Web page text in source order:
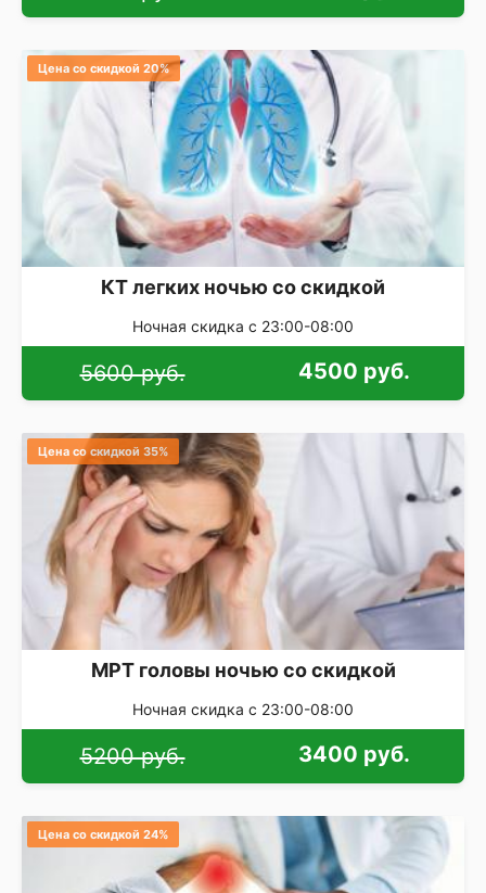
Цена со скидкой 20%
КТ легких ночью со скидкой
Ночная скидка с 23:00-08:00
5600 руб. 4500 руб.
Цена со скидкой 35%
МРТ головы ночью со скидкой
Ночная скидка с 23:00-08:00
5200 руб. 3400 руб.
Цена со скидкой 24%